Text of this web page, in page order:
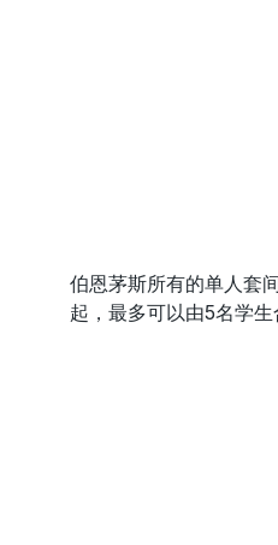
伯恩茅斯所有的单人套
起，最多可以由5名学生